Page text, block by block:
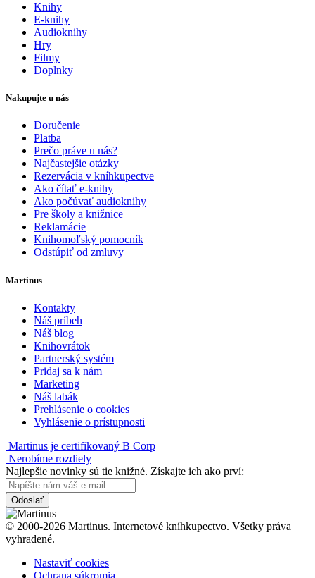
Knihy
E-knihy
Audioknihy
Hry
Filmy
Doplnky
Nakupujte u nás
Doručenie
Platba
Prečo práve u nás?
Najčastejšie otázky
Rezervácia v kníhkupectve
Ako čítať e-knihy
Ako počúvať audioknihy
Pre školy a knižnice
Reklamácie
Knihomoľský pomocník
Odstúpiť od zmluvy
Martinus
Kontakty
Náš príbeh
Náš blog
Knihovrátok
Partnerský systém
Pridaj sa k nám
Marketing
Náš labák
Prehlásenie o cookies
Vyhlásenie o prístupnosti
Martinus je certifikovaný B Corp
Nerobíme rozdiely
Najlepšie novinky sú tie knižné. Získajte ich ako prví:
Odoslať
© 2000-2026 Martinus. Internetové kníhkupectvo. Všetky práva
vyhradené.
Nastaviť cookies
Ochrana súkromia